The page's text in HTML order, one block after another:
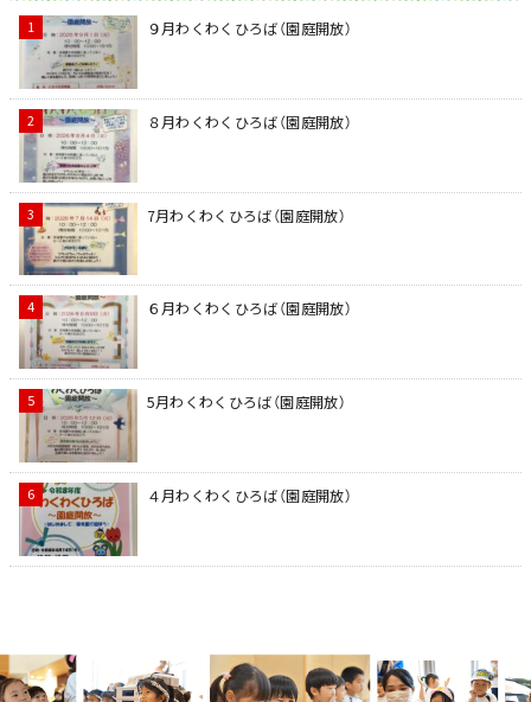
９月わくわくひろば（園庭開放）
８月わくわくひろば（園庭開放）
7月わくわくひろば（園庭開放）
６月わくわくひろば（園庭開放）
5月わくわくひろば（園庭開放）
４月わくわくひろば（園庭開放）